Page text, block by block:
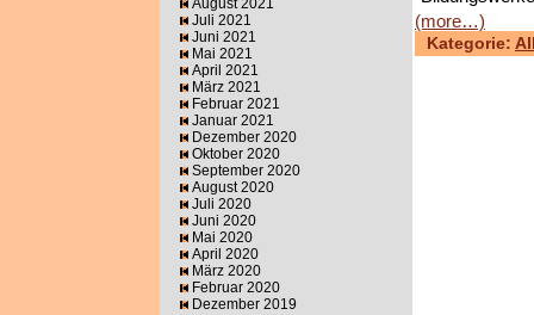
August 2021
Juli 2021
Juni 2021
Mai 2021
April 2021
März 2021
Februar 2021
Januar 2021
Dezember 2020
Oktober 2020
September 2020
August 2020
Juli 2020
Juni 2020
Mai 2020
April 2020
März 2020
Februar 2020
Dezember 2019
(more…)
Kategorie: